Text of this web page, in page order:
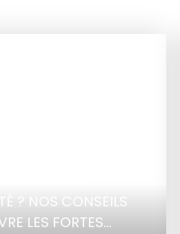
? NOS CONSEILS
LES FORTES